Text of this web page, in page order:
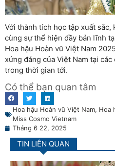
Với thành tích học tập xuất
cùng sự thể hiện đầy bản lĩnh
Hoa hậu Hoàn vũ Việt Nam
xứng đáng của Việt Nam tại
trong thời gian tới.
Có thể bạn quan tâm
Hoa hậu Hoàn vũ Việt Nam, Hoa
Miss Cosmo Vietnam
Tháng 6 22, 2025
TIN LIÊN QUAN